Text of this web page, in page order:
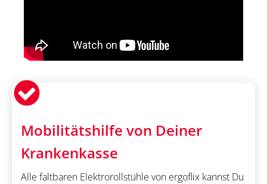
Mobilitätshilfe von Deiner
Krankenkasse
Alle faltbaren Elektrorollstühle von ergoflix kannst Du